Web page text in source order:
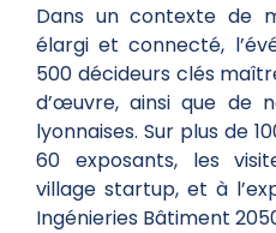
Dans un contexte de
élargi et connecté,
500 décideurs clés
d’œuvre, ainsi que de
lyonnaises. Sur plus de
60 exposants, les
village startup, et à
Ingénieries Bâtiment